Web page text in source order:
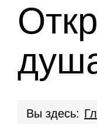
Вы здесь: